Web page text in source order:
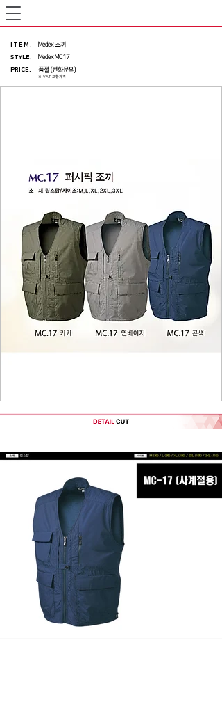
ITEM .
Medex 조끼
STYLE.
Medex MC17
PRICE.
※ VAT 포함가격
품절 (전화문의)